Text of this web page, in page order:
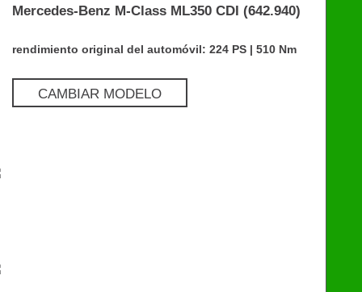
Mercedes-Benz M-Class ML350 CDI (642.940)
rendimiento original del automóvil: 224 PS | 510 Nm
CAMBIAR MODELO